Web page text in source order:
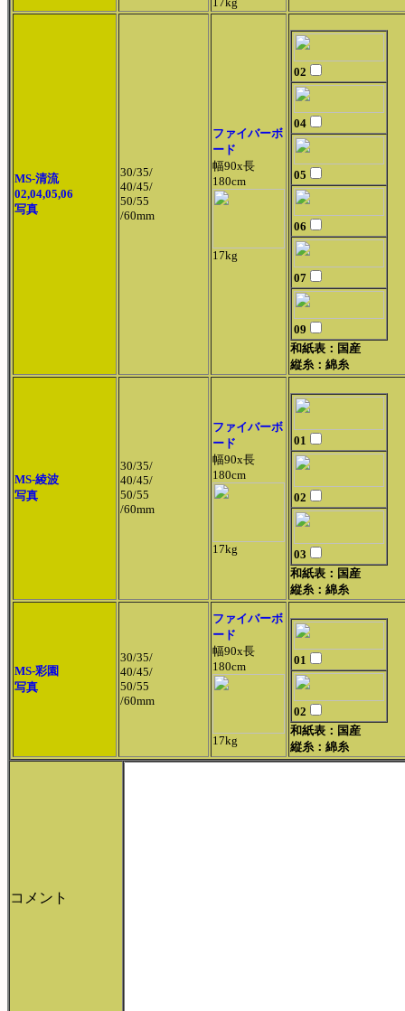
MS-清流
02,04,05,06
写真
30/35/
40/45/
50/55
/60mm
ファイバーボ
ード
幅90x長
180cm
17kg
02
04
05
06
07
09
和紙表：国産
縦糸：綿糸
MS-綾波
写真
30/35/
40/45/
50/55
/60mm
ファイバーボ
ード
幅90x長
180cm
17kg
01
02
03
和紙表：国産
縦糸：綿糸
MS-彩園
写真
30/35/
40/45/
50/55
/60mm
ファイバーボ
ード
幅90x長
180cm
17kg
01
02
和紙表：国産
縦糸：綿糸
コメント